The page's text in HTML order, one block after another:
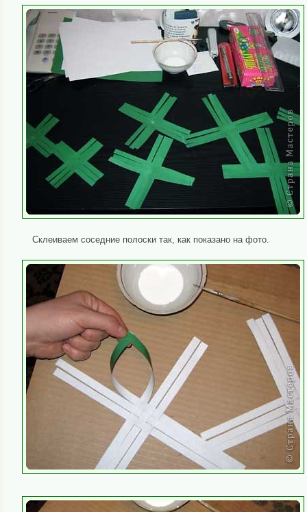
Склеиваем соседние полоски так, как показано на фото.